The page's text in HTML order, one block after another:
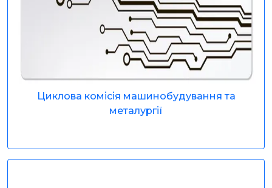
Циклова комісія машинобудування та
металургії